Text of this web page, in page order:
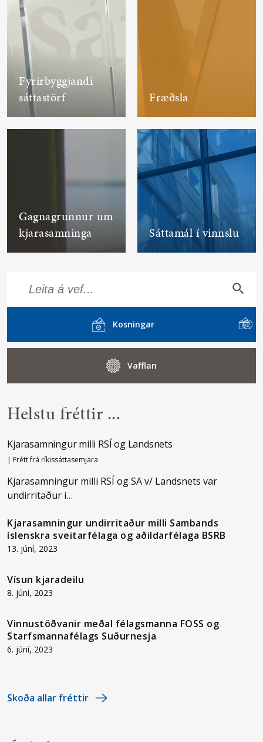
Fyrirbyggjandi
sáttastörf
Fræðsla
Gagnagrunnur um
kjarasamninga
Sáttamál í vinnslu
Kosningar
Vafflan
Helstu fréttir ...
Kjarasamningur milli RSÍ og Landsnets
| Frétt frá ríkissáttasemjara
Kjarasamningur milli RSÍ og SA v/ Landsnets var
undirritaður í…
13. júní, 2023
Kjarasamningur undirritaður milli Sambands
íslenskra sveitarfélaga og aðildarfélaga BSRB
8. júní, 2023
Vísun kjaradeilu
6. júní, 2023
Vinnustöðvanir meðal félagsmanna FOSS og
Starfsmannafélags Suðurnesja
Skoða allar fréttir